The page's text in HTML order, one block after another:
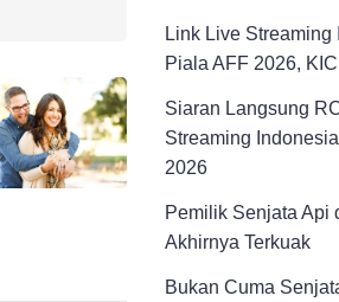
Link Live
Piala AFF 2026,
Siaran Langsung
Streaming
2026
Pemilik Senjata Api
Akhirnya Terkuak
Bukan Cuma